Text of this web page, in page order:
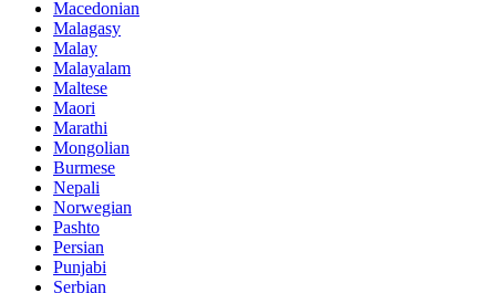
Macedonian
Malagasy
Malay
Malayalam
Maltese
Maori
Marathi
Mongolian
Burmese
Nepali
Norwegian
Pashto
Persian
Punjabi
Serbian